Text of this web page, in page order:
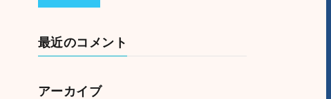
最近のコメント
アーカイブ